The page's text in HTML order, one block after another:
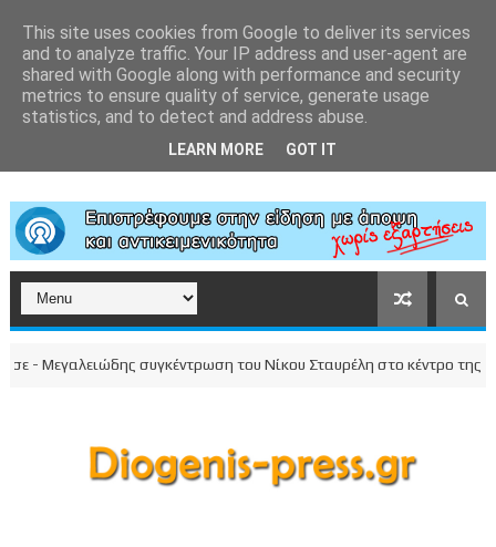
Μεγαλειώδης συγκέντρωση του Νίκου Σταυρέλη στο κέντρο της
This site uses cookies from Google to deliver its services
and to analyze traffic. Your IP address and user-agent are
shared with Google along with performance and security
metrics to ensure quality of service, generate usage
statistics, and to detect and address abuse.
LEARN MORE GOT IT